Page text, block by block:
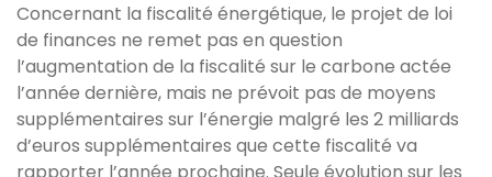
Concernant la fiscalité énergétique, le projet de loi
de finances ne remet pas en question
l’augmentation de la fiscalité sur le carbone actée
l’année dernière, mais ne prévoit pas de moyens
supplémentaires sur l’énergie malgré les 2 milliards
d’euros supplémentaires que cette fiscalité va